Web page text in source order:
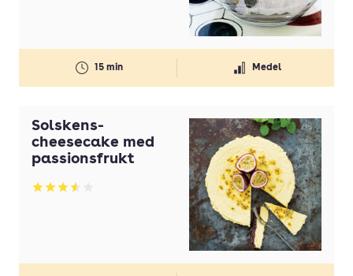
15 min Medel
Solskens-
cheesecake med
passionsfrukt
Betyg: 3.56 av 5